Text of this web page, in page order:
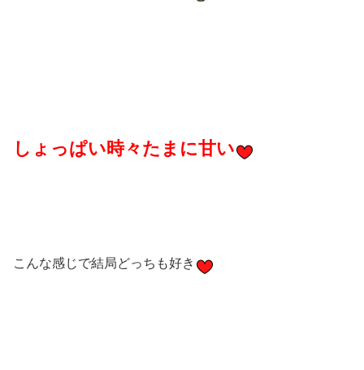
しょっぱい時々たまに甘い
こんな感じで結局どっちも好き